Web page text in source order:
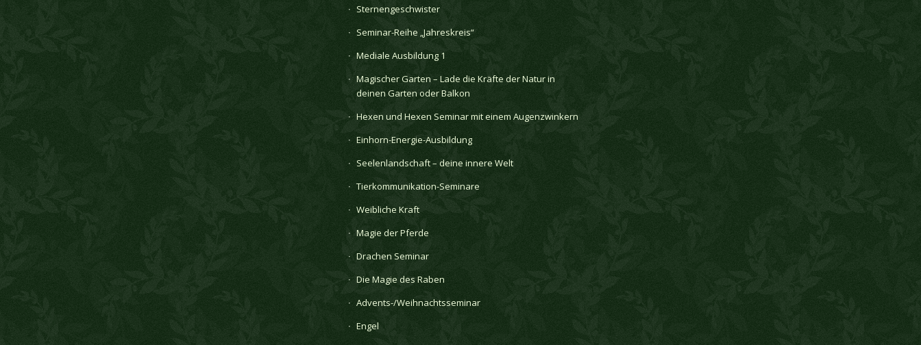
Sternengeschwister
Seminar-Reihe „Jahreskreis“
Mediale Ausbildung 1
Magischer Garten – Lade die Kräfte der Natur in
deinen Garten oder Balkon
Hexen und Hexen Seminar mit einem Augenzwinkern
Einhorn-Energie-Ausbildung
Seelenlandschaft – deine innere Welt
Tierkommunikation-Seminare
Weibliche Kraft
Magie der Pferde
Drachen Seminar
Die Magie des Raben
Advents-/Weihnachtsseminar
Engel